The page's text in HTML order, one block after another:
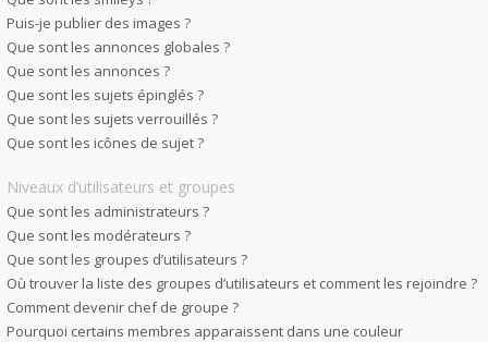
Puis-je publier des images ?
Que sont les annonces globales ?
Que sont les annonces ?
Que sont les sujets épinglés ?
Que sont les sujets verrouillés ?
Que sont les icônes de sujet ?
Niveaux d’utilisateurs et groupes
Que sont les administrateurs ?
Que sont les modérateurs ?
Que sont les groupes d’utilisateurs ?
Où trouver la liste des groupes d’utilisateurs et comment les rejoindre ?
Comment devenir chef de groupe ?
Pourquoi certains membres apparaissent dans une couleur